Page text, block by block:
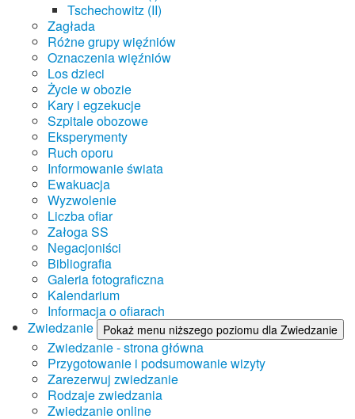
Tschechowitz (II)
Zagłada
Różne grupy więźniów
Oznaczenia więźniów
Los dzieci
Życie w obozie
Kary i egzekucje
Szpitale obozowe
Eksperymenty
Ruch oporu
Informowanie świata
Ewakuacja
Wyzwolenie
Liczba ofiar
Załoga SS
Negacjoniści
Bibliografia
Galeria fotograficzna
Kalendarium
Informacja o ofiarach
Zwiedzanie
Pokaż menu niższego poziomu dla Zwiedzanie
Zwiedzanie - strona główna
Przygotowanie i podsumowanie wizyty
Zarezerwuj zwiedzanie
Rodzaje zwiedzania
Zwiedzanie online